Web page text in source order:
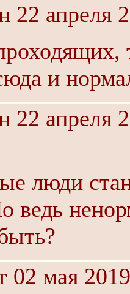
22 апреля
и
22 апреля
люди
ведь
02 мая